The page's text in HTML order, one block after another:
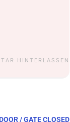
HINTERLASSEN
/ GATE CLOSED